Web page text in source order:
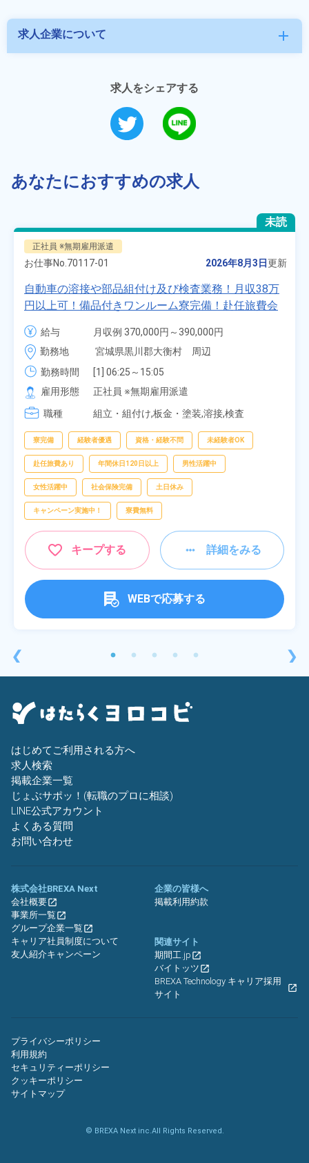
求人企業について add
求人をシェアする
あなたにおすすめの求人
❮
未読
正社員 ※無期雇用派遣
お仕事No. 70117-01 2026年8月3日更新
自動車の溶接や部品組付け及び検査業務！月収38万
円以上可！備品付きワンルーム寮完備！赴任旅費会
社負担★人気の土日休み！昇給＆業績賞与あり！
車・バイク通勤可！無料駐車場あり！カップルでの
応募OK★《宮城県大衡村》
給与
月収例 370,000円～390,000円
時給 1,700円～1,700円
勤務地
宮城県黒川郡大衡村　周辺
勤務時間
[1] 06:25～15:05
[2] 16:00～00:40
[3] 16:30～01:10
[4] 08:00～16:40
雇用形態
正社員 ※無期雇用派遣
職種
組立・組付け,板金・塗装,溶接,検査
寮完備 経験者優遇 資格・経験不問 未経験者OK
赴任旅費あり 年間休日120日以上 男性活躍中
女性活躍中 社会保険完備 土日休み
キャンペーン実施中！ 寮費無料
キープする 詳細をみる
WEBで応募する
❯
はじめてご利用される方へ
求人検索
掲載企業一覧
じょぶサポッ！(転職のプロに相談)
LINE公式アカウント
よくある質問
お問い合わせ
株式会社BREXA Next
会社概要
事業所一覧
グループ企業一覧
キャリア社員制度について
友人紹介キャンペーン
企業の皆様へ
掲載利用約款
関連サイト
期間工.jp
バイトッツ
BREXA Technology キャリア採用
サイト
プライバシーポリシー
利用規約
セキュリティーポリシー
クッキーポリシー
サイトマップ
© BREXA Next inc.All Rights Reserved.